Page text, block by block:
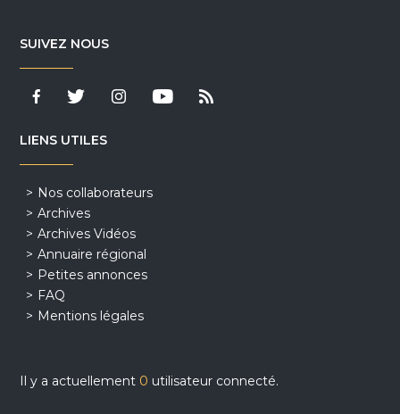
SUIVEZ NOUS
LIENS UTILES
Nos collaborateurs
Archives
Archives Vidéos
Annuaire régional
Petites annonces
FAQ
Mentions légales
Il y a actuellement 0 utilisateur connecté.